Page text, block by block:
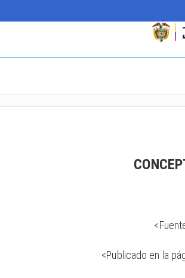
<Publicado en la